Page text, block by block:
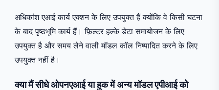
अधिकांश एआई कार्य एक्शन के लिए उपयुक्त हैं क्योंकि वे किसी घटना
के बाद पृष्ठभूमि कार्य हैं। फ़िल्टर हल्के डेटा समायोजन के लिए
उपयुक्त है और समय लेने वाली मॉडल कॉल निष्पादित करने के लिए
उपयुक्त नहीं है।
क्या मैं सीधे ओपनएआई या हुक में अन्य मॉडल एपीआई को